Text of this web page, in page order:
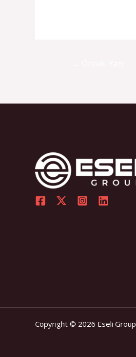
Copyright © 2026 Eseli Group